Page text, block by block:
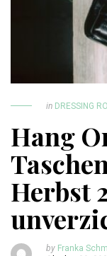
in DRESSING
Hang
Herbst
by Franka